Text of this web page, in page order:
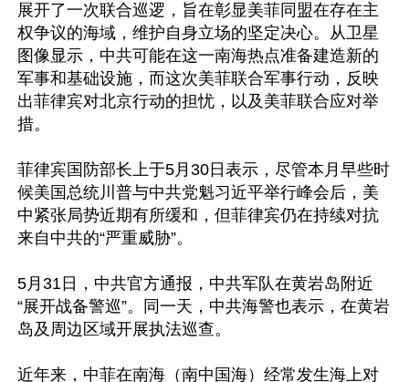
展开了一次联合巡逻，旨在彰显美菲同盟在存在主
权争议的海域，维护自身立场的坚定决心。从卫星
图像显示，中共可能在这一南海热点准备建造新的
军事和基础设施，而这次美菲联合军事行动，反映
出菲律宾对北京行动的担忧，以及美菲联合应对举
措。
菲律宾国防部长上于5月30日表示，尽管本月早些时
候美国总统川普与中共党魁习近平举行峰会后，美
中紧张局势近期有所缓和，但菲律宾仍在持续对抗
来自中共的“严重威胁”。
5月31日，中共官方通报，中共军队在黄岩岛附近
“展开战备警巡”。同一天，中共海警也表示，在黄岩
岛及周边区域开展执法巡查。
近年来，中菲在南海（南中国海）经常发生海上对